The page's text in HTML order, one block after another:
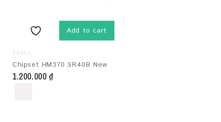
Add to cart
0
out
of
5
Chipset HM370 SR40B New
1.200.000 ₫